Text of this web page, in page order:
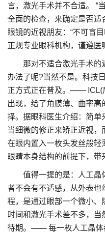
言，激光手术并不合适。 “
全面的检查，来确定是否适
眼镜的近视朋友：“不可盲
正规专业眼科机构，谨遵医
那对不适合激光手术的
办法了呢?当然不是。科技
正方式正在普及。—— ICL(
出现，给了角膜薄、曲率
择。据眼科医生介绍：简
当细微的修正来矫正近视
在眼内置入一枚头发丝般轻
眼睛本身结构的前提下，带
值得一提的是：人工晶
者不会有不适感，从外表也
程，是通过眼部一个微小
时间和激光手术差不多，
待期。—— 每一枚人工晶体